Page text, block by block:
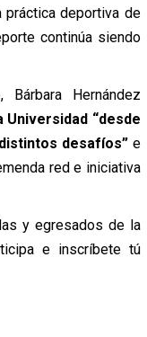
práctica deportiva de
continúa siendo
Bárbara Hernández
Universidad “desde
desafíos”e
red e iniciativa
y egresados de la
e inscríbete tú